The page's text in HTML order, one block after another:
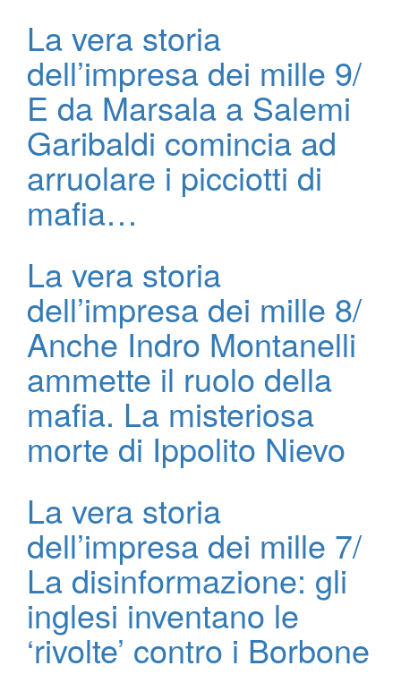
La vera storia
dell’impresa dei mille 9/
E da Marsala a Salemi
Garibaldi comincia ad
arruolare i picciotti di
mafia…
La vera storia
dell’impresa dei mille 8/
Anche Indro Montanelli
ammette il ruolo della
mafia. La misteriosa
morte di Ippolito Nievo
La vera storia
dell’impresa dei mille 7/
La disinformazione: gli
inglesi inventano le
‘rivolte’ contro i Borbone